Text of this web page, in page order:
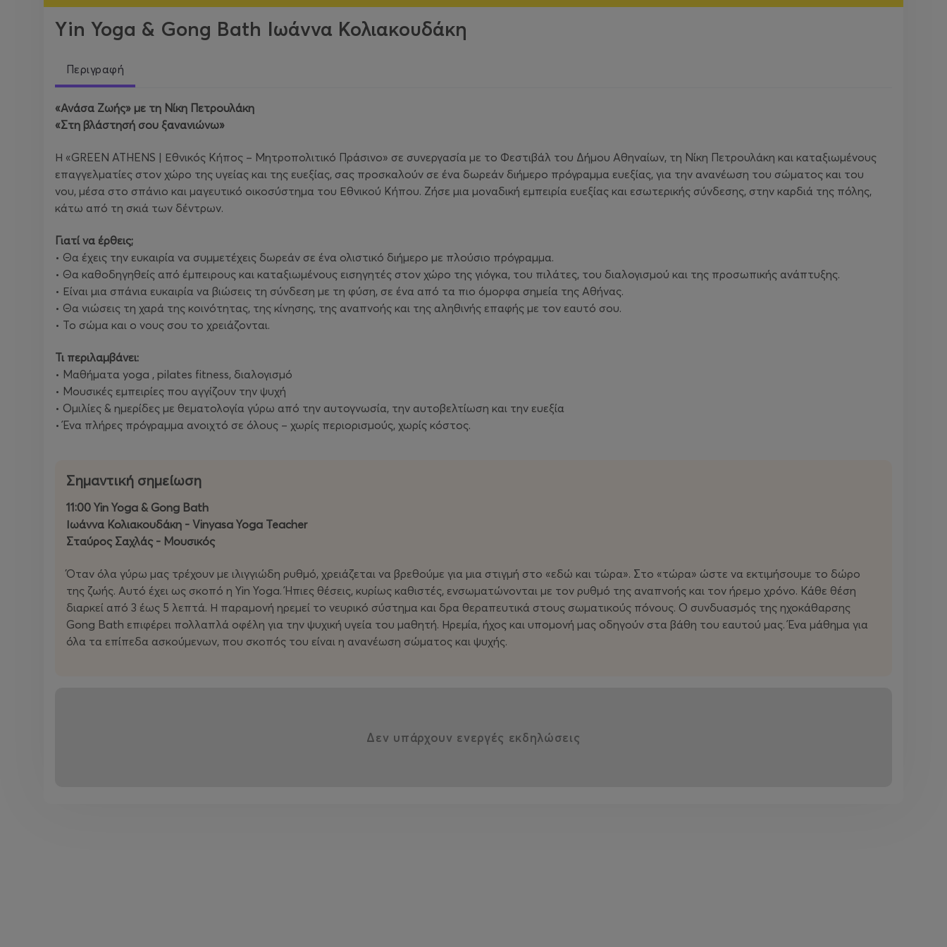
Yin Yoga & Gong Bath Ιωάννα Κολιακουδάκη
Περιγραφή
«Ανάσα Ζωής» με τη Νίκη Πετρουλάκη
«Στη βλάστησή σου ξανανιώνω»
Η «GREEN ATHENS | Εθνικός Κήπος – Μητροπολιτικό Πράσινο» σε συνεργασία με το Φεστιβάλ του Δήμου Αθηναίων, τη Νίκη Πετρουλάκη και καταξιωμένους
επαγγελματίες στον χώρο της υγείας και της ευεξίας, σας προσκαλούν σε ένα δωρεάν διήμερο πρόγραμμα ευεξίας, για την ανανέωση του σώματος και του
νου, μέσα στο σπάνιο και μαγευτικό οικοσύστημα του Εθνικού Κήπου. Ζήσε μια μοναδική εμπειρία ευεξίας και εσωτερικής σύνδεσης, στην καρδιά της πόλης,
κάτω από τη σκιά των δέντρων.
Γιατί να έρθεις;
• Θα έχεις την ευκαιρία να συμμετέχεις δωρεάν σε ένα ολιστικό διήμερο με πλούσιο πρόγραμμα.
• Θα καθοδηγηθείς από έμπειρους και καταξιωμένους εισηγητές στον χώρο της γιόγκα, του πιλάτες, του διαλογισμού και της προσωπικής ανάπτυξης.
• Είναι μια σπάνια ευκαιρία να βιώσεις τη σύνδεση με τη φύση, σε ένα από τα πιο όμορφα σημεία της Αθήνας.
• Θα νιώσεις τη χαρά της κοινότητας, της κίνησης, της αναπνοής και της αληθινής επαφής με τον εαυτό σου.
• Το σώμα και ο νους σου το χρειάζονται.
Τι περιλαμβάνει:
• Μαθήματα yoga , pilates fitness, διαλογισμό
• Μουσικές εμπειρίες που αγγίζουν την ψυχή
• Ομιλίες & ημερίδες με θεματολογία γύρω από την αυτογνωσία, την αυτοβελτίωση και την ευεξία
• Ένα πλήρες πρόγραμμα ανοιχτό σε όλους – χωρίς περιορισμούς, χωρίς κόστος.
Σημαντική σημείωση
11:00 Yin Yoga & Gong Bath
Ιωάννα Κολιακουδάκη - Vinyasa Yoga Teacher
Σταύρος Σαχλάς - Μουσικός
Όταν όλα γύρω μας τρέχουν με ιλιγγιώδη ρυθμό, χρειάζεται να βρεθούμε για μια στιγμή στο «εδώ και τώρα». Στο «τώρα» ώστε να εκτιμήσουμε το δώρο
της ζωής. Αυτό έχει ως σκοπό η Yin Yoga. Ήπιες θέσεις, κυρίως καθιστές, ενσωματώνονται με τον ρυθμό της αναπνοής και τον ήρεμο χρόνο. Κάθε θέση
διαρκεί από 3 έως 5 λεπτά. Η παραμονή ηρεμεί το νευρικό σύστημα και δρα θεραπευτικά στους σωματικούς πόνους. Ο συνδυασμός της ηχοκάθαρσης
Gong Bath επιφέρει πολλαπλά οφέλη για την ψυχική υγεία του μαθητή. Ηρεμία, ήχος και υπομονή μας οδηγούν στα βάθη του εαυτού μας. Ένα μάθημα για
όλα τα επίπεδα ασκούμενων, που σκοπός του είναι η ανανέωση σώματος και ψυχής.
Δεν υπάρχουν ενεργές εκδηλώσεις